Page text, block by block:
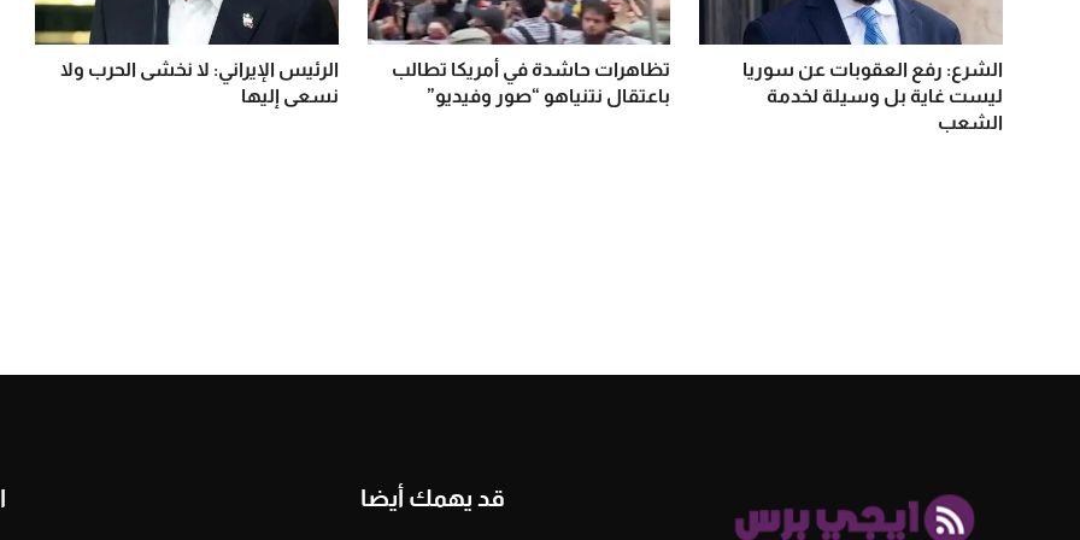
الشرع: رفع العقوبات عن سوريا
ليست غاية بل وسيلة لخدمة
الشعب
تظاهرات حاشدة في أمريكا تطالب
باعتقال نتنياهو “صور وفيديو”
الرئيس الإيراني: لا نخشى الحرب ولا
نسعى إليها
قد يهمك أيضا